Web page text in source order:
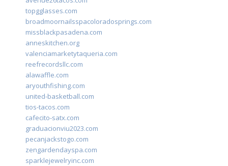
topgglasses.com
broadmoornailsspacoloradosprings.com
missblackpasadena.com
anneskitchen.org
valenciamarketytaqueria.com
reefrecordsllc.com
alawaffle.com
aryouthfishing.com
united-basketball.com
tios-tacos.com
cafecito-satx.com
graduacionviu2023.com
pecanjackstogo.com
zengardendayspa.com
sparklejewelryinc.com